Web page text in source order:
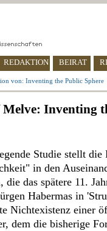
REDAKTION BEIRAT
von: Inventing the Public Sphere
Inventing
Studie stellt die
in den
die das spätere 11.
Habermas in
Nichtexistenz einer
dem die bisherige